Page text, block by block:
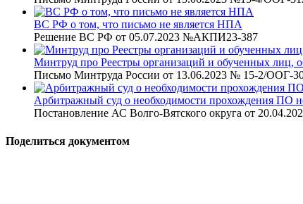
ВС РФ о том, что письмо не является НПА
Решение ВС РФ от 05.07.2023 №АКПИ23-387
Минтруд про Реестры организаций и обученных лиц,
Письмо Минтруда России от 13.06.2023 № 15-2/ООГ-
Арбитражный суд о необходимости прохождения ПО
Постановление АС Волго-Вятского округа от
Поделиться документом